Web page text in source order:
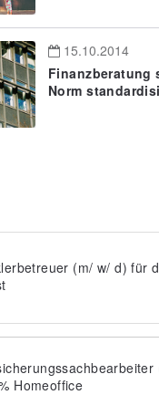
15.10.2014
Finanzberatung
Norm
(m/ w/ d) für
Homeoffice